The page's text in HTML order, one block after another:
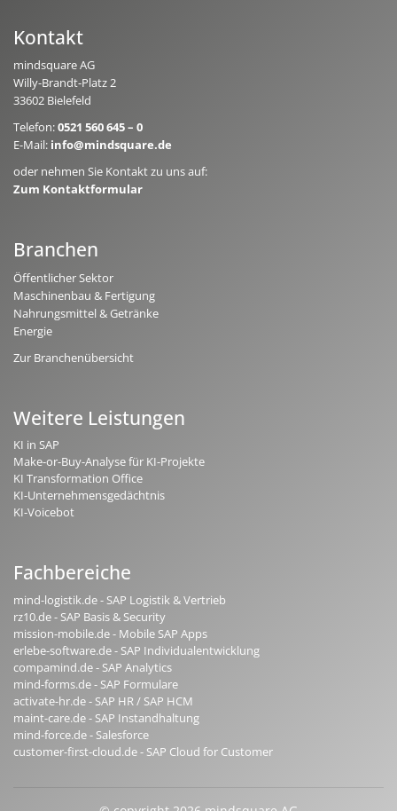
Kontakt
mindsquare AG
Willy-Brandt-Platz 2
33602 Bielefeld
Telefon:0521 560 645 – 0
E-Mail: info@mindsquare.de
oder nehmen Sie Kontakt zu uns auf:
Zum Kontaktformular
Branchen
Öffentlicher Sektor
Maschinenbau & Fertigung
Nahrungsmittel & Getränke
Energie
Zur Branchenübersicht
Weitere Leistungen
KI in SAP
Make-or-Buy-Analyse für KI-Projekte
KI Transformation Office
KI-Unternehmensgedächtnis
KI-Voicebot
Fachbereiche
mind-logistik.de - SAP Logistik & Vertrieb
rz10.de - SAP Basis & Security
mission-mobile.de - Mobile SAP Apps
erlebe-software.de - SAP Individualentwicklung
compamind.de - SAP Analytics
mind-forms.de - SAP Formulare
activate-hr.de - SAP HR / SAP HCM
maint-care.de - SAP Instandhaltung
mind-force.de - Salesforce
customer-first-cloud.de - SAP Cloud for Customer